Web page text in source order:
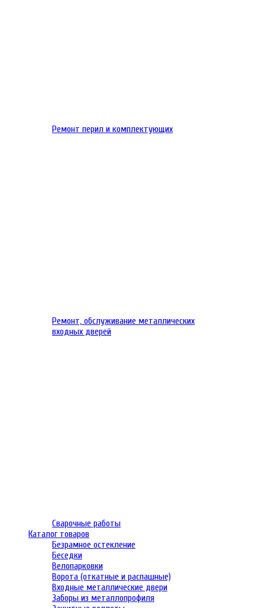
Ремонт перил и комплектующих
Ремонт, обслуживание металлических
входных дверей
Сварочные работы
Каталог товаров
Безрамное остекление
Беседки
Велопарковки
Ворота (откатные и распашные)
Входные металлические двери
Заборы из металлопрофиля